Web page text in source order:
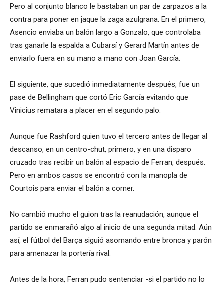
Pero al conjunto blanco le bastaban un par de zarpazos a la
contra para poner en jaque la zaga azulgrana. En el primero,
Asencio enviaba un balón largo a Gonzalo, que controlaba
tras ganarle la espalda a Cubarsí y Gerard Martín antes de
enviarlo fuera en su mano a mano con Joan García.
El siguiente, que sucedió inmediatamente después, fue un
pase de Bellingham que cortó Eric García evitando que
Vinicius rematara a placer en el segundo palo.
Aunque fue Rashford quien tuvo el tercero antes de llegar al
descanso, en un centro-chut, primero, y en una disparo
cruzado tras recibir un balón al espacio de Ferran, después.
Pero en ambos casos se encontró con la manopla de
Courtois para enviar el balón a corner.
No cambió mucho el guion tras la reanudación, aunque el
partido se enmarañó algo al inicio de una segunda mitad. Aún
así, el fútbol del Barça siguió asomando entre bronca y parón
para amenazar la portería rival.
Antes de la hora, Ferran pudo sentenciar -si el partido no lo